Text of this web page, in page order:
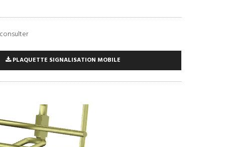
PLAQUETTE SIGNALISATION MOBILE